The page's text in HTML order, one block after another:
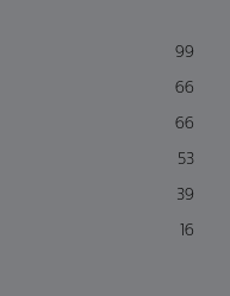
99
66
66
53
39
16